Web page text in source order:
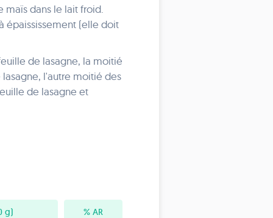
dans le lait froid.
épaississement (elle doit
de lasagne, la moitié
l'autre moitié des
de lasagne et
g) % AR